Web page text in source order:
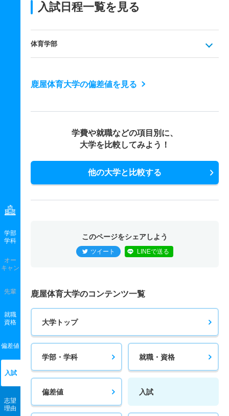
学部
学科
オー
キャン
先輩
就職
資格
偏差値
入試
志望
理由
入試日程一覧を見る
体育学部
鹿屋体育大学の偏差値を見る
学費や就職などの項目別に、
大学を比較してみよう！
他の大学と比較する
このページをシェアしよう
ツイート LINEで送る
鹿屋体育大学のコンテンツ一覧
大学トップ
学部・学科 就職・資格
偏差値 入試